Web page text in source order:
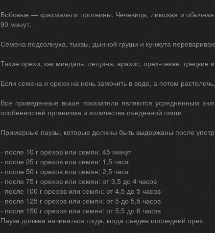
Бобовые — крахмалы и протеины. Чечевица, лимская и
90 минут.
Семена подсолнуха, тыквы, дынной груши и кунжута
Такие орехи, как миндаль, лещина, арахис, орех-пекан, грецкие
Если семена и орехи на ночь замочить в воде, а потом
Все приведенные выше показатели являются усредненным
особенностей организма и количества съеденной пищи.
Примерные паузы, которые должны быть выдержаны после
- после 10 г орехов или семян: 45 минут
- после 25 г орехов или семян: 1,5 часа
- после 50 г орехов или семян: 2,5 часа
- после 75 г орехов или семян: от 3,5 до 4 часов
- после 100 г орехов или семян: от 4,5 до 5 часов
- после 125 г орехов или семян: от 5 до 5,5 часов
- после 150 г орехов или семян: от 5,5 до 6 часов
Пауза должна начинаться тогда, когда съеден последний орех.